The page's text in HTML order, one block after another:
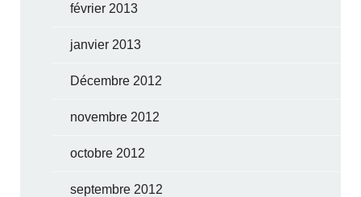
février 2013
janvier 2013
Décembre 2012
novembre 2012
octobre 2012
septembre 2012